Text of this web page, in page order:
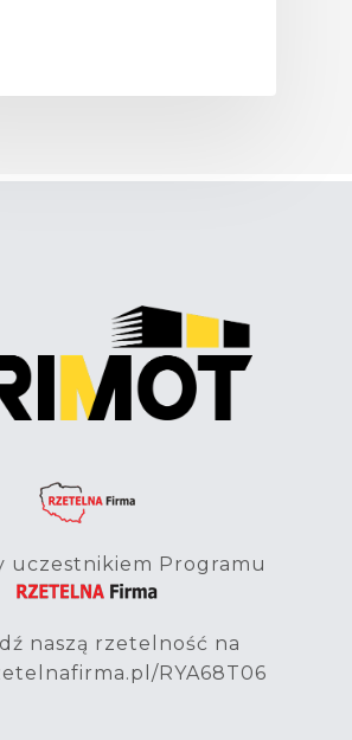
uczestnikiem Programu
naszą rzetelność na
RYA68T06